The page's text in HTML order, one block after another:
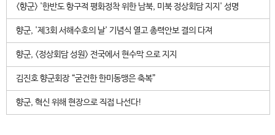
<향군> '한반도 항구적 평화정착 위한 남북, 미북 정상회담 지지' 성명
향군, '제3회 서해수호의 날' 기념식 열고 총력안보 결의 다져
향군, <정상회담 성원> 전국에서 현수막 으로 지지
김진호 향군회장 “굳건한 한미동맹은 축복”
향군, 혁신 위해 현장으로 직접 나선다!